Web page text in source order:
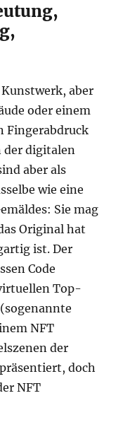
aber
oder einem
Fingerabdruck
der digitalen
aber als
wie eine
Sie mag
Original hat
ist. Der
Code
Top-
NFT
der
doch
NFT